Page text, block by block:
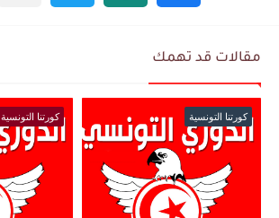
مقالات قد تهمك
كورتنا التونسية كورتنا التونسية